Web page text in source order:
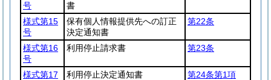
号
書
様式第15
号
保有個人情報提供先への訂正
決定通知書
第22条
様式第16
号
利用停止請求書 第23条
様式第17
利用停止決定通知書 第24条第1項